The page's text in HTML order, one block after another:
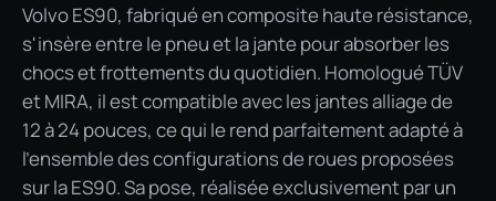
Volvo ES90, fabriqué en composite haute résistance,
s'insère entre le pneu et la jante pour absorber les
chocs et frottements du quotidien. Homologué TÜV
et MIRA, il est compatible avec les jantes alliage de
12 à 24 pouces, ce qui le rend parfaitement adapté à
l'ensemble des configurations de roues proposées
sur la ES90. Sa pose, réalisée exclusivement par un